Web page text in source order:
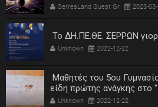
SerresLand Guest Gr 2023-
Το ΔΗ.ΠΕ.ΘΕ. ΣΕΡΡΩΝ
Unknown 2022-12-22
Μαθητές του 5ου
είδη πρώτης ανάγκης στο
Unknown 2022-12-22